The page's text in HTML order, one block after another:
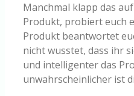
Manchmal klapp das
Produkt, probiert euch
Produkt beantwortet
nicht wusstet, dass ihr
und intelligenter das
unwahrscheinlicher ist